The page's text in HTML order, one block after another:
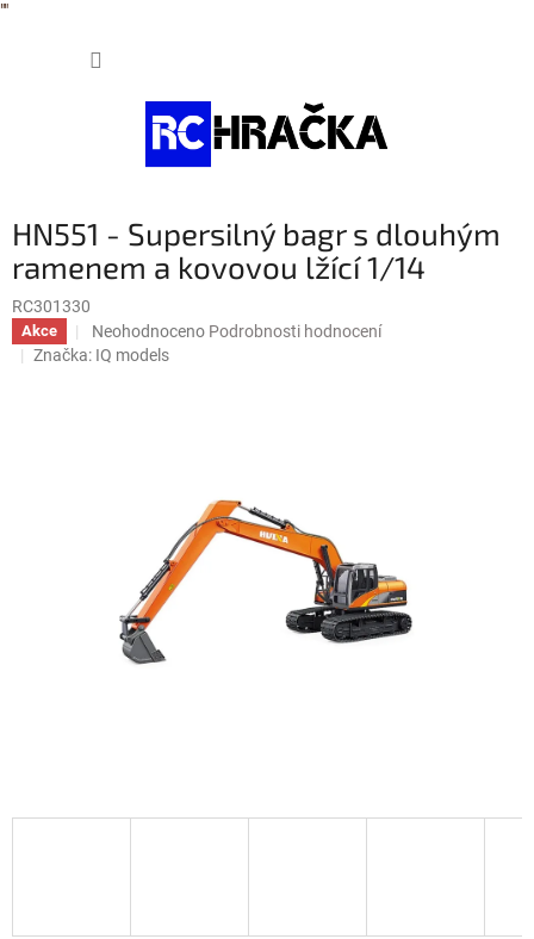
""
HN551 - Supersilný bagr s dlouhým
ramenem a kovovou lžící 1/14
RC301330
Akce
Průměrné
hodnocení
Neohodnoceno Podrobnosti hodnocení
Značka: IQ models